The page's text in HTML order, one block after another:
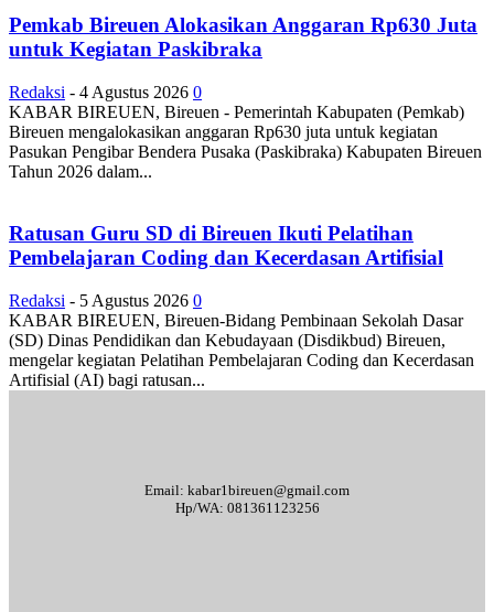
Pemkab Bireuen Alokasikan Anggaran Rp630 Juta
untuk Kegiatan Paskibraka
Redaksi - 4 Agustus 2026 0
KABAR BIREUEN, Bireuen - Pemerintah Kabupaten (Pemkab)
Bireuen mengalokasikan anggaran Rp630 juta untuk kegiatan
Pasukan Pengibar Bendera Pusaka (Paskibraka) Kabupaten Bireuen
Tahun 2026 dalam...
Ratusan Guru SD di Bireuen Ikuti Pelatihan
Pembelajaran Coding dan Kecerdasan Artifisial
Redaksi - 5 Agustus 2026 0
KABAR BIREUEN, Bireuen-Bidang Pembinaan Sekolah Dasar
(SD) Dinas Pendidikan dan Kebudayaan (Disdikbud) Bireuen,
mengelar kegiatan Pelatihan Pembelajaran Coding dan Kecerdasan
Artifisial (AI) bagi ratusan...
Email: kabar1bireuen@gmail.com
Hp/WA: 081361123256